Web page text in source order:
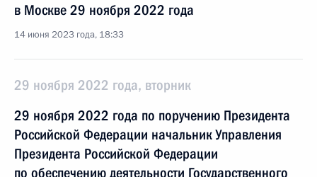
в Москве 29 ноября 2022 года
14 июня 2023 года, 18:33
29 ноября 2022 года, вторник
29 ноября 2022 года по поручению Президента
Российской Федерации начальник Управления
Президента Российской Федерации
по обеспечению деятельности Государственного